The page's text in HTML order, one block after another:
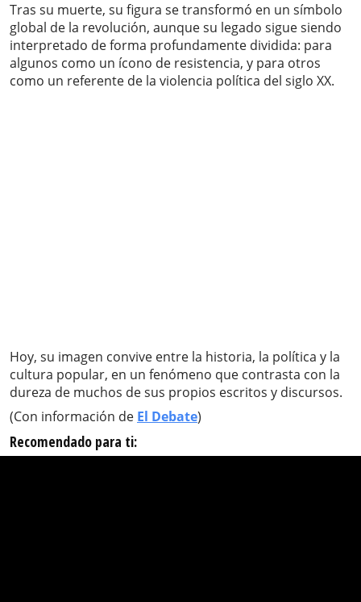
Tras su muerte, su figura se transformó en un símbolo
global de la revolución, aunque su legado sigue siendo
interpretado de forma profundamente dividida: para
algunos como un ícono de resistencia, y para otros
como un referente de la violencia política del siglo XX.
Hoy, su imagen convive entre la historia, la política y la
cultura popular, en un fenómeno que contrasta con la
dureza de muchos de sus propios escritos y discursos.
(Con información de El Debate)
Recomendado para ti: